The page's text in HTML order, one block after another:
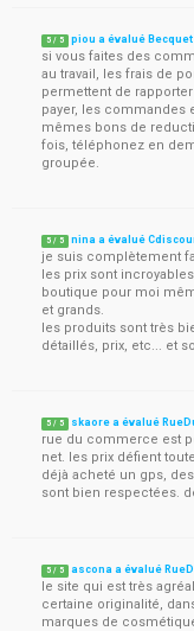
5 / 5 piou a évalué Becquet
si vous faites des
au travail, les frais de
permettent de
payer, les commandes
mêmes bons de
fois, téléphonez en
groupée.
5 / 5 nina a évalué
je suis complètement
les prix sont
boutique pour moi
et grands.
les produits sont très
détaillés, prix, etc... et
5 / 5 skaore a évalué
rue du commerce est
net. les prix défient
déjà acheté un gps,
sont bien respectées.
5 / 5 ascona a évalué
le site qui est très
certaine originalité,
marques de